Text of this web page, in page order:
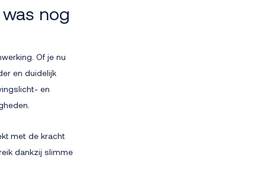
nog
Of je nu
en duidelijk
en
met de kracht
dankzij slimme